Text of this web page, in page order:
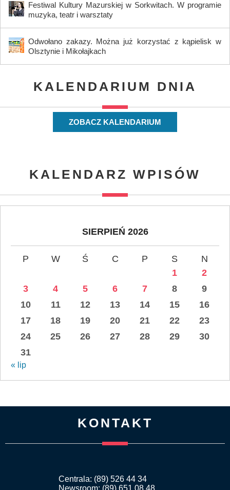
Festiwal Kultury Mazurskiej w Sorkwitach. W programie
muzyka, teatr i warsztaty
Odwołano zakazy. Można już korzystać z kąpielisk w
Olsztynie i Mikołajkach
KALENDARIUM DNIA
ZOBACZ KALENDARIUM
KALENDARZ WPISÓW
SIERPIEŃ 2026
P W Ś C P S
N
1
2
3
4 5 6 7 8
9
10
11 12 13 14 15
16
17
18 19 20 21 22
23
24
25 26 27 28 29
30
31
« lip
KONTAKT
Centrala: (89) 526 44 34